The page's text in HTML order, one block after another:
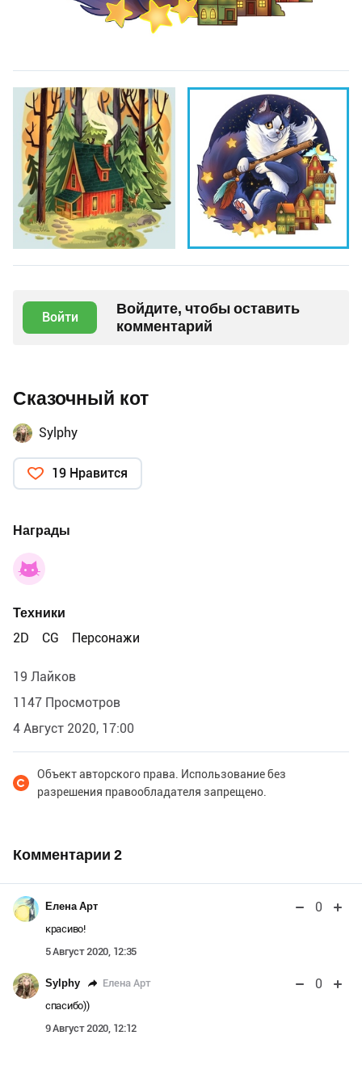
Войти
Войдите, чтобы оставить
комментарий
Сказочный кот
Sylphy
19 Нравится
Награды
Техники
2D
CG Персонажи
19 Лайков
1147 Просмотров
4 Август 2020, 17:00
Объект авторского права. Использование без
разрешения правообладателя запрещено.
Комментарии 2
Елена Арт 0
красиво!
5 Август 2020, 12:35
Sylphy Елена Арт 0
спасибо))
9 Август 2020, 12:12